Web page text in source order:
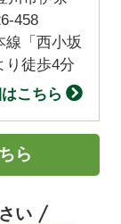
458
線「西小坂
り徒歩4分
こちら
ら
い